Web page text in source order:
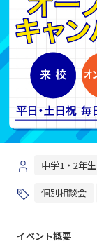
中学1・2年生
個別相談会
イベント概要